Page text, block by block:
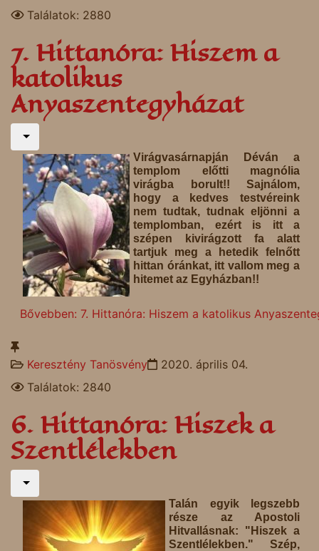
Találatok: 2880
7. Hittanóra: Hiszem a
katolikus
Anyaszentegyházat
Virágvasárnapján Déván a
templom előtti magnólia
virágba borult!! Sajnálom,
hogy a kedves testvéreink
nem tudtak, tudnak eljönni a
templomban, ezért is itt a
szépen kivirágzott fa alatt
tartjuk meg a hetedik felnőtt
hittan óránkat, itt vallom meg a
hitemet az Egyházban!!
Bővebben: 7. Hittanóra: Hiszem a katolikus
Keresztény Tanösvény
2020. április 04.
Találatok: 2840
6. Hittanóra: Hiszek a
Szentlélekben
Talán egyik legszebb
része az Apostoli
Hitvallásnak: "Hiszek a
Szentlélekben." Szép,